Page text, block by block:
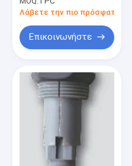
Λάβετε την πιο πρόσφατη
Επικοινωνήστε